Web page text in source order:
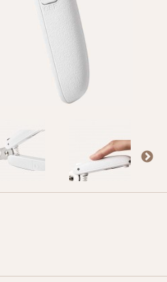
клиентам
(95) 095-00-05